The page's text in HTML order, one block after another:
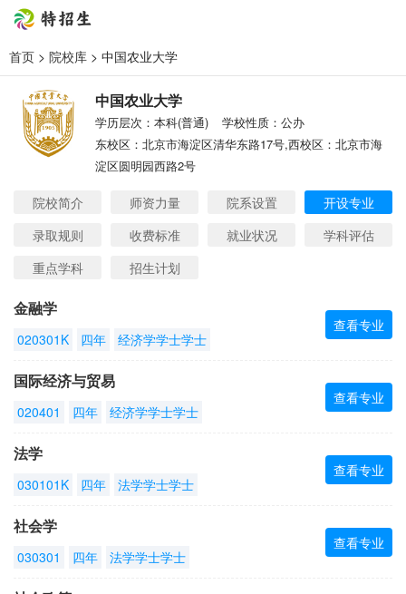
首页 > 院校库 > 中国农业大学
中国农业大学
学历层次：本科(普通)
学校性质：公办
东校区：北京市海淀区清华东路17号,西校区：北京市海
淀区圆明园西路2号
院校简介 师资力量 院系设置
开设专业
录取规则
收费标准 就业状况
学科评估
重点学科
招生计划
金融学
020301K 四年 经济学学士学士
查看专业
国际经济与贸易
020401 四年 经济学学士学士
查看专业
法学
030101K 四年 法学学士学士
查看专业
社会学
030301 四年 法学学士学士
查看专业